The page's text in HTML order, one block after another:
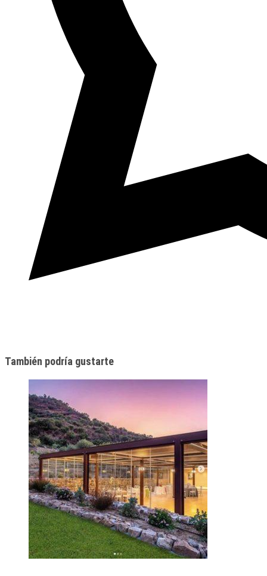
También podría gustarte